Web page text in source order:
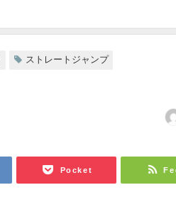
ストレートジャンプ
Pocket